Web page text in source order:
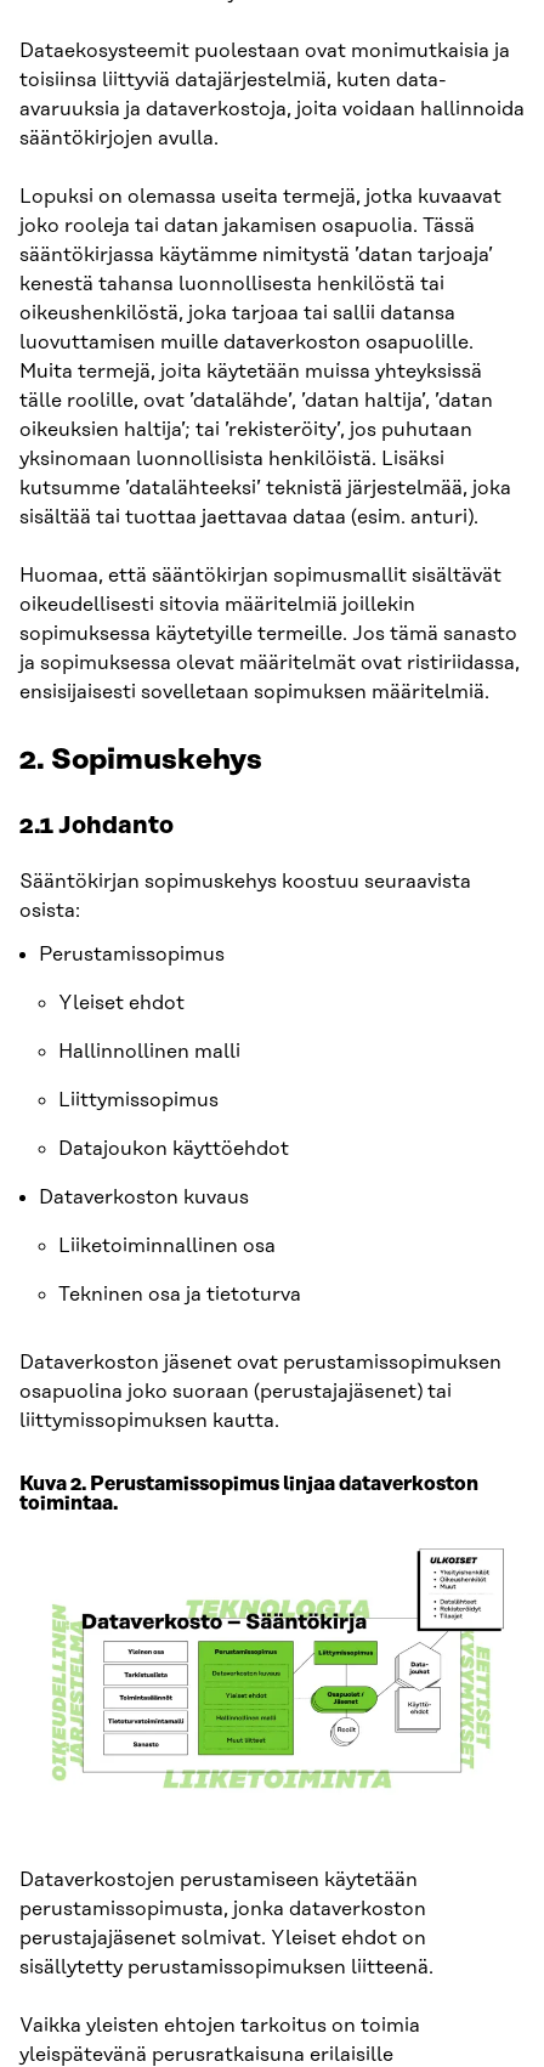
Dataekosysteemit puolestaan ovat monimutkaisia ja
toisiinsa liittyviä datajärjestelmiä, kuten data-
avaruuksia ja dataverkostoja, joita voidaan hallinnoida
sääntökirjojen avulla.
Lopuksi on olemassa useita termejä, jotka kuvaavat
joko rooleja tai datan jakamisen osapuolia. Tässä
sääntökirjassa käytämme nimitystä ’datan tarjoaja’
kenestä tahansa luonnollisesta henkilöstä tai
oikeushenkilöstä, joka tarjoaa tai sallii datansa
luovuttamisen muille dataverkoston osapuolille.
Muita termejä, joita käytetään muissa yhteyksissä
tälle roolille, ovat ’datalähde’, ’datan haltija’, ’datan
oikeuksien haltija’; tai ’rekisteröity’, jos puhutaan
yksinomaan luonnollisista henkilöistä. Lisäksi
kutsumme ’datalähteeksi’ teknistä järjestelmää, joka
sisältää tai tuottaa jaettavaa dataa (esim. anturi).
Huomaa, että sääntökirjan sopimusmallit sisältävät
oikeudellisesti sitovia määritelmiä joillekin
sopimuksessa käytetyille termeille. Jos tämä sanasto
ja sopimuksessa olevat määritelmät ovat ristiriidassa,
ensisijaisesti sovelletaan sopimuksen määritelmiä.
2. Sopimuskehys
2.1 Johdanto
Sääntökirjan sopimuskehys koostuu seuraavista
osista:
Perustamissopimus
Yleiset ehdot
Hallinnollinen malli
Liittymissopimus
Datajoukon käyttöehdot
Dataverkoston kuvaus
Liiketoiminnallinen osa
Tekninen osa ja tietoturva
Dataverkoston jäsenet ovat perustamissopimuksen
osapuolina joko suoraan (perustajajäsenet) tai
liittymissopimuksen kautta.
Kuva 2. Perustamissopimus linjaa dataverkoston
toimintaa.
Dataverkostojen perustamiseen käytetään
perustamissopimusta, jonka dataverkoston
perustajajäsenet solmivat. Yleiset ehdot on
sisällytetty perustamissopimuksen liitteenä.
Vaikka yleisten ehtojen tarkoitus on toimia
yleispätevänä perusratkaisuna erilaisille